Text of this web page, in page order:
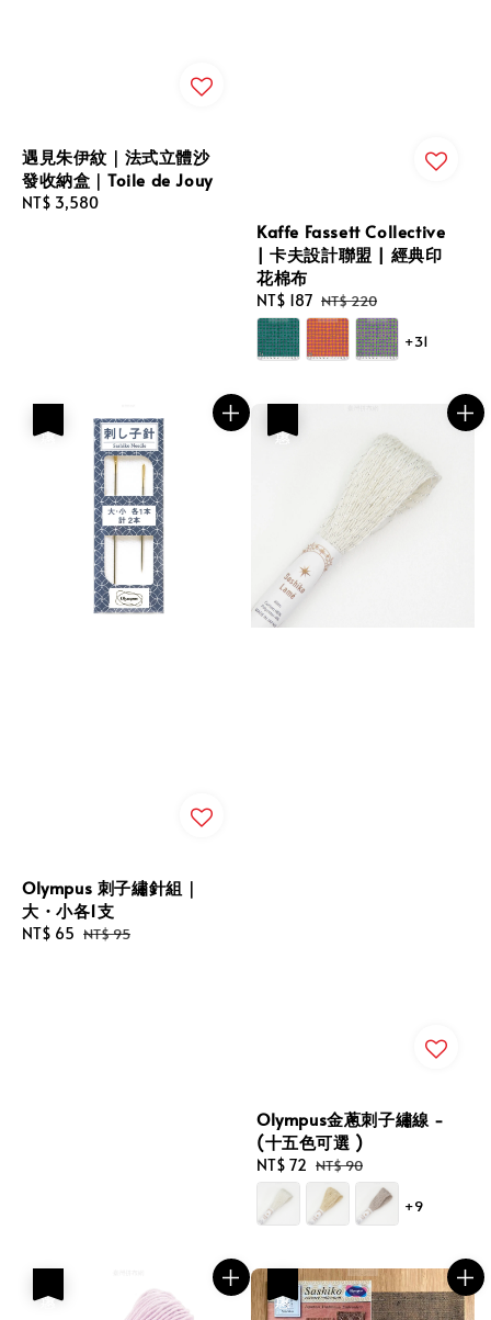
遇見朱伊紋｜法式立體沙
發收納盒｜Toile de Jouy
Regular
NT$ 3,580
Kaffe Fassett Collective
| 卡夫設計聯盟 | 經典印
花棉布
Sale
price
NT$ 187 Regular
price
NT$ 220
+31
Olympus 刺子繡針組｜
大・小各1支
Sale
NT$ 65 Regular
NT$ 95
Olympus金蔥刺子繡線 -
(十五色可選 )
Sale
price
NT$ 72 Regular
price
NT$ 90
+9